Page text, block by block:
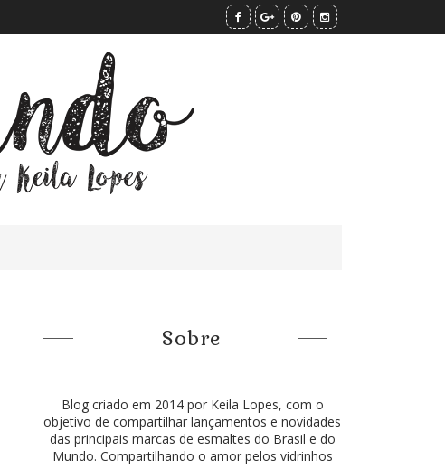
Sobre
Blog criado em 2014 por Keila Lopes, com o
objetivo de compartilhar lançamentos e novidades
das principais marcas de esmaltes do Brasil e do
Mundo. Compartilhando o amor pelos vidrinhos